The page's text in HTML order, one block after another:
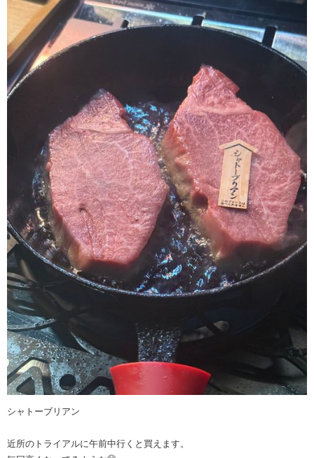
シャトーブリアン
近所のトライアルに午前中行くと買えます。